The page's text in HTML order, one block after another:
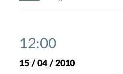
12:00
15 / 04 / 2010